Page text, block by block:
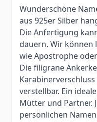
Wunderschöne
aus 925er Silber
Die Anfertigung
dauern. Wir können
wie Apostrophe
Die filigrane
verstellbar. Ein
Mütter und Partner.
persönlichen